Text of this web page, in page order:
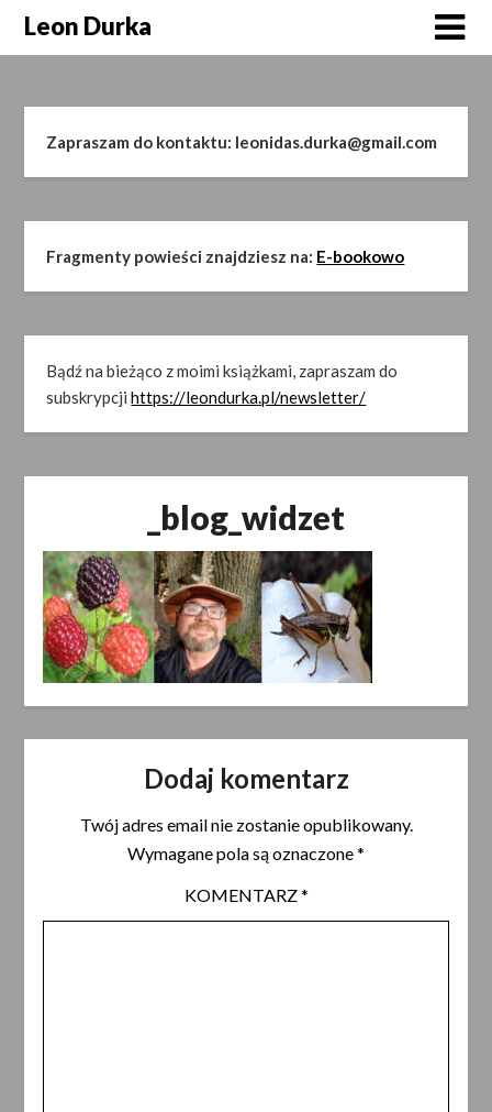
SkipLeon Durka
Zapraszam do kontaktu: leonidas.durka@gmail.com
Fragmenty powieści znajdziesz na: E-bookowo
Bądź na bieżąco z moimi książkami, zapraszam do
subskrypcjihttps://leondurka.pl/newsletter/
_blog_widzet
Dodaj komentarz
Twój adres email nie zostanie opublikowany.
Wymagane pola są oznaczone*
KOMENTARZ*